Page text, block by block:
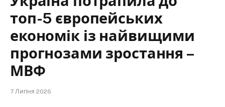
топ-5 європейських
економік із найвищими
прогнозами зростання –
МВФ
7 Липня 2026